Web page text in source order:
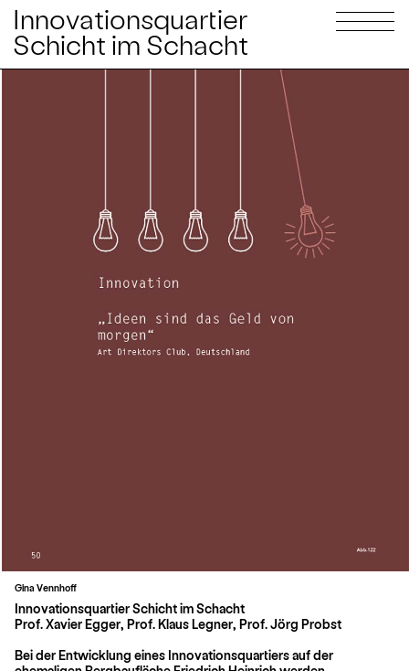
Innovationsquartier
Schicht im Schacht
Gina Vennhoff
Innovationsquartier Schicht im Schacht
Prof. Xavier Egger, Prof. Klaus Legner, Prof. Jörg Probst
Bei der Entwicklung eines Innovationsquartiers auf der
Beitragsnavigation